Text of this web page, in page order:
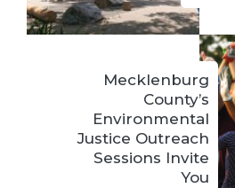
Mecklenburg
County’s
Environmental
Justice Outreach
Sessions Invite
You